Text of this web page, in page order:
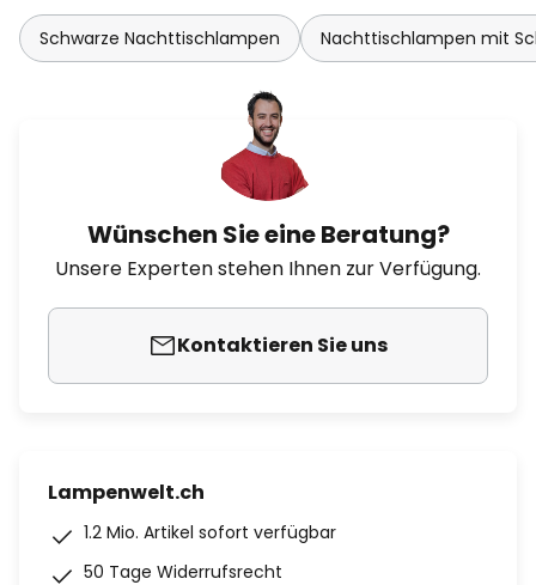
Schwarze Nachttischlampen Nachttischlampen mit
Wünschen Sie eine Beratung?
Unsere Experten stehen Ihnen zur Verfügung.
Kontaktieren Sie uns
Lampenwelt.ch
1.2 Mio. Artikel sofort verfügbar
50 Tage Widerrufsrecht